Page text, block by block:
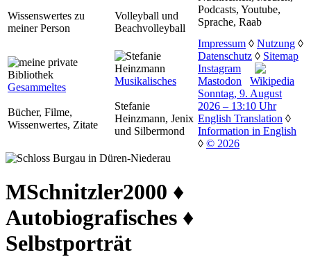
Wissenswertes zu
meiner Person
Volleyball und
Beachvolleyball
Podcasts, Youtube,
Sprache, Raab
Gesammeltes
Bücher, Filme,
Wissenwertes, Zitate
Musikalisches
Stefanie
Heinzmann, Jenix
und Silbermond
Impressum ◊ Nutzung ◊
Datenschutz ◊ Sitemap
Instagram
Mastodon
Wikipedia
Sonntag, 9. August
2026 – 13:10 Uhr
English Translation ◊
Information in English
◊ © 2026
MSchnitzler2000 ♦
Autobiografisches ♦
Selbstporträt